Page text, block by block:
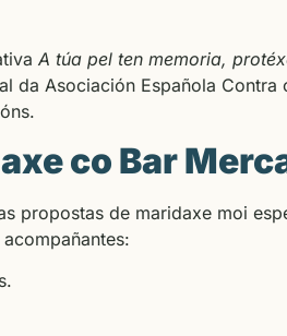
A túa pel ten memoria,
da Asociación Española Contra
co Bar
propostas de maridaxe moi